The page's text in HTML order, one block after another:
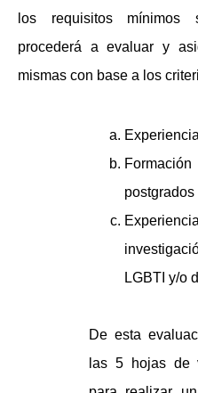
los requisitos mínimos
procederá a evaluar y
mismas con base a los
LGBTI y/o
De esta
las 5 hojas de